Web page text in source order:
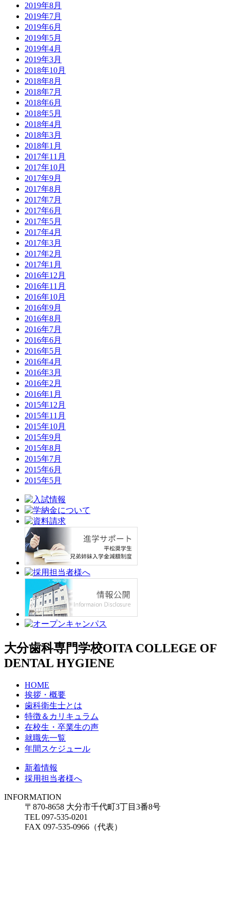
2019年8月
2019年7月
2019年6月
2019年5月
2019年4月
2019年3月
2018年10月
2018年8月
2018年7月
2018年6月
2018年5月
2018年4月
2018年3月
2018年1月
2017年11月
2017年10月
2017年9月
2017年8月
2017年7月
2017年6月
2017年5月
2017年4月
2017年3月
2017年2月
2017年1月
2016年12月
2016年11月
2016年10月
2016年9月
2016年8月
2016年7月
2016年6月
2016年5月
2016年4月
2016年3月
2016年2月
2016年1月
2015年12月
2015年11月
2015年10月
2015年9月
2015年8月
2015年7月
2015年6月
2015年5月
大分歯科専門学校OITA COLLEGE OF
DENTAL HYGIENE
HOME
挨拶・概要
歯科衛生士とは
特徴＆カリキュラム
在校生・卒業生の声
就職先一覧
年間スケジュール
新着情報
採用担当者様へ
INFORMATION
〒870-8658 大分市千代町3丁目3番8号
TEL 097-535-0201
FAX 097-535-0966（代表）